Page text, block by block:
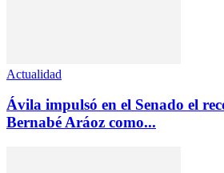
Actualidad
Ávila impulsó en el Senado el
Bernabé Aráoz como...